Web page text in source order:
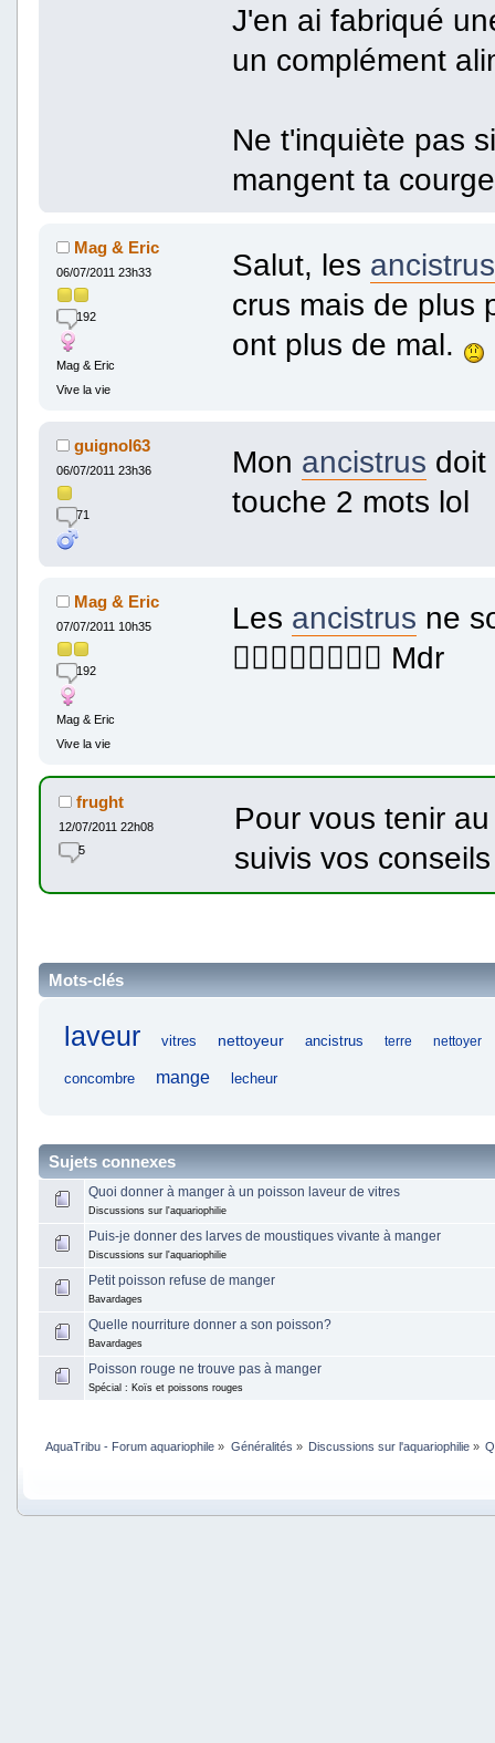
J'en ai fabriqué
un complément
Ne t'inquiète pas
mangent ta
Mag & Eric
06/07/2011 23h33
192
Mag & Eric
Vive la vie
Salut, les ancistrus
crus mais de plus
ont plus de mal.
guignol63
06/07/2011 23h36
71
Mon ancistrus doit
touche 2 mots lol
Mag & Eric
07/07/2011 10h35
192
Mag & Eric
Vive la vie
Les ancistrus ne
 Mdr
frught
12/07/2011 22h08
5
Pour vous tenir
suivis vos
Mots-clés
laveur vitres nettoyeur ancistrus terre nettoyer
concombre mange lecheur
Sujets connexes
Quoi donner à manger à un poisson laveur de vitres
Discussions sur l'aquariophilie
Puis-je donner des larves de moustiques vivante à manger
Discussions sur l'aquariophilie
Petit poisson refuse de manger
Bavardages
Quelle nourriture donner a son poisson?
Bavardages
Poisson rouge ne trouve pas à manger
Spécial : Koïs et poissons rouges
AquaTribu - Forum aquariophile » Généralités » Discussions sur l'aquariophilie»